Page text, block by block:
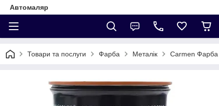
Автомаляр
Товари та послуги Фарба Металік Carmen Фарба